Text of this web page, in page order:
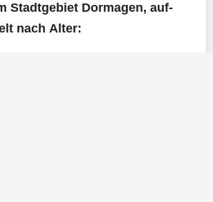
Stadt­ge­biet Dor­ma­gen, auf­
nach Alter: